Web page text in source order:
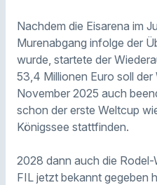
Nachdem die Eisarena im
Murenabgang infolge der
wurde, startete der
53,4 Millionen Euro soll
November 2025 auch
schon der erste Weltcup
Königssee stattfinden.
2028 dann auch die
FIL jetzt bekannt gegeben